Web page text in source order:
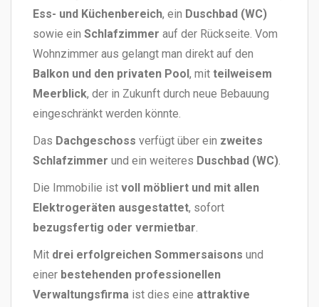
Ess- und Küchenbereich, ein Duschbad (WC)
sowie ein Schlafzimmer auf der Rückseite. Vom
Wohnzimmer aus gelangt man direkt auf den
Balkon und den privaten Pool, mit teilweisem
Meerblick, der in Zukunft durch neue Bebauung
eingeschränkt werden könnte.
Das Dachgeschoss verfügt über ein zweites
Schlafzimmer und ein weiteres Duschbad (WC).
Die Immobilie ist voll möbliert und mit allen
Elektrogeräten ausgestattet, sofort
bezugsfertig oder vermietbar.
Mit drei erfolgreichen Sommersaisons und
einer bestehenden professionellen
Verwaltungsfirma ist dies eine attraktive